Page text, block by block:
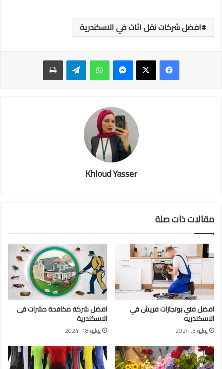
افضل شركات نقل اثاث في الاسكندرية
ماسنجر واتساب تيلقرام طباعة
Khloud Yasser
مقالات ذات صلة
افضل فني بوتجازات فريش في
الاسكندريه
يوليو 3, 2024
افضل شركة مكافحة حشرات فى
الاسكندرية
يوليو 18, 2024